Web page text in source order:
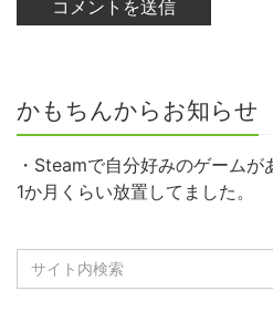
かもちんからお知らせ
・Steamで自分好みのゲーム
1か月くらい放置してました。